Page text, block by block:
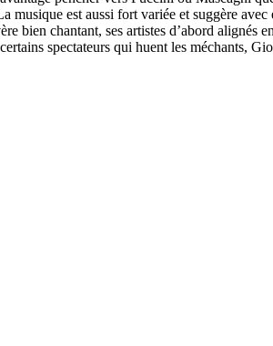
musique est aussi fort variée et suggère
bien chantant, ses artistes d’abord alignés
spectateurs qui huent les méchants,